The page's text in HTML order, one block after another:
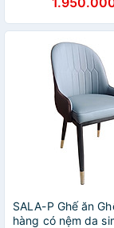
cấp tiêu chuẩn
TpHCM
SALA-P Ghế ăn
hàng có nệm da